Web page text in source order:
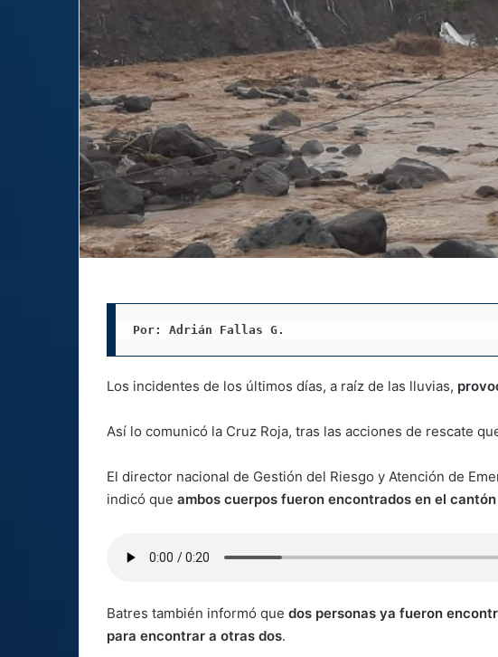
Por: Adrián Fallas G.
Los incidentes de los últimos días, a raíz de las lluvias,
Así lo comunicó la Cruz Roja, tras las acciones de rescate
El director nacional de Gestión del Riesgo y Atención de
indicó que ambos cuerpos fueron encontrados en el
Batres también informó que dos personas ya fueron
para encontrar a otras dos.